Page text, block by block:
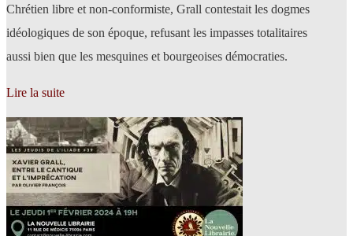
Chrétien libre et non-conformiste, Grall contestait les dogmes
idéologiques de son époque, refusant les impasses totalitaires
aussi bien que les mesquines et bourgeoises démocraties.
Lire la suite